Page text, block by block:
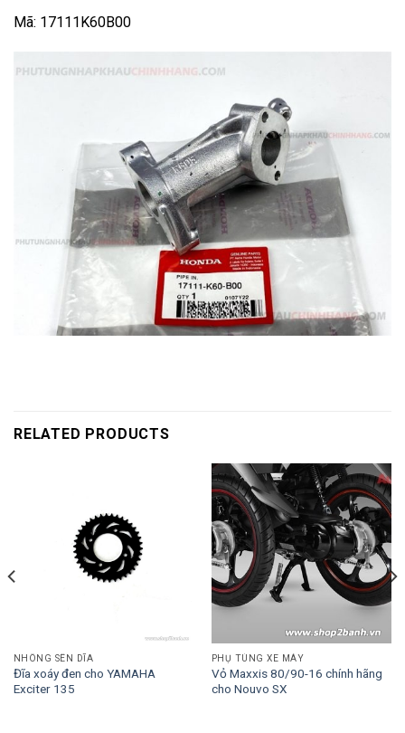
Mã: 17111K60B00
RELATED PRODUCTS
NHÔNG SÊN DĨA
Đĩa xoáy đen cho YAMAHA
Exciter 135
PHỤ TÙNG XE MÁY
Vỏ Maxxis 80/90-16 chính hãng
cho Nouvo SX